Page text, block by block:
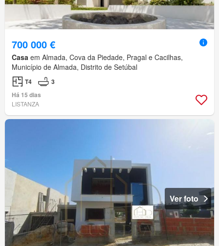
700 000 €
Casa em Almada, Cova da Piedade, Pragal e Cacilhas,
Município de Almada, Distrito de Setúbal
T4
3
Há 15 dias
LISTANZA
Ver foto